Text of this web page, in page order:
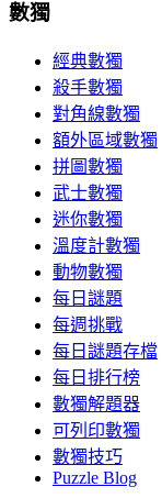
數獨
經典數獨
殺手數獨
對角線數獨
額外區域數獨
拼圖數獨
武士數獨
迷你數獨
溫度計數獨
動物數獨
每日謎題
每週挑戰
每日謎題存檔
每日排行榜
數獨解題器
可列印數獨
數獨技巧
Puzzle Blog